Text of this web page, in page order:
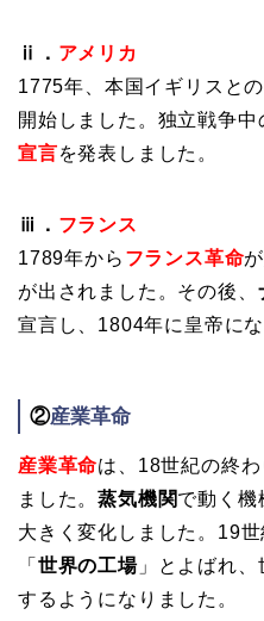
ⅱ． アメリカ
1775年、本国イギリスと
開始しました。独立戦争中
宣言を発表しました。
ⅲ． フランス
1789年から フランス革命
が出されました。 その後、
宣言し、1804年に皇帝にな
②産業革命
産業革命は、18世紀の終わ
ました。蒸気機関で動く機
大きく変化しました。 19
「 世界の工場」とよばれ、
するようになりました。